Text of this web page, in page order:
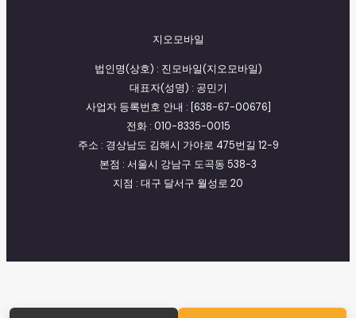
지오모바일
법인명(상호) : 진모바일(지오모바일)
대표자(성명) : 공민기
사업자 등록번호 안내 : [638-67-00676]
전화 : 010-8335-0015
주소 : 경상남도 김해시 가야로 475번길 12-9
본점 : 서울시 강남구 도곡동 538-3
지점 : 대구 달서구 월성로 20